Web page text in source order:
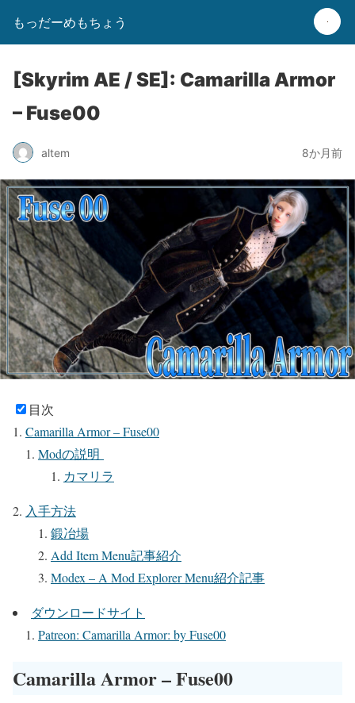
もっだーめもちょう
[Skyrim AE / SE]: Camarilla Armor
– Fuse00
altem 8か月前
目次
Camarilla Armor – Fuse00
Modの説明
カマリラ
入手方法
鍛冶場
Add Item Menu記事紹介
Modex – A Mod Explorer Menu紹介記事
ダウンロードサイト
Patreon: Camarilla Armor: by Fuse00
Camarilla Armor – Fuse00